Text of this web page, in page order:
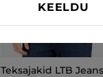
Teksajakid LTB Jeans
KEELDU